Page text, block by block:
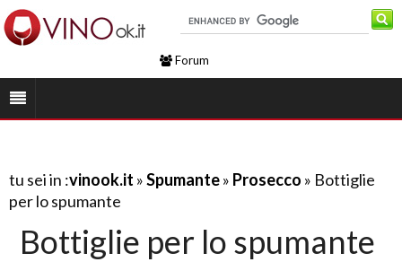
Forum
tu sei in :vinook.it »Spumante» Prosecco » Bottiglie
per lo spumante
Bottiglie per lo spumante